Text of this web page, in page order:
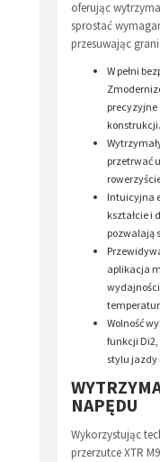
oferując
sprostać
przesuwając
W pełni
precyzyjne
konstrukcji.
przetrwać
Intuicyjna
kształcie i
pozwalają
aplikacja
temperatur.
Wolność
funkcji Di2,
stylu jazdy
NAPĘDU
Wykorzystując
przerzutce XTR